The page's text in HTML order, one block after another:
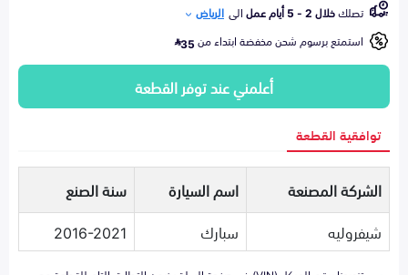
تصلكخلال 2 - 5 أيام عمل الى الرياض
استمتع برسوم شحن مخفضة ابتداء من35
أعلمني عند توفر القطعة
توافقية القطعة
الشركة المصنعة اسم السيارة
سنة الصنع
شيفروليه
سبارك 2016-2021